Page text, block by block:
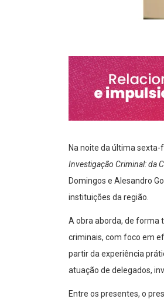
Na noite da última
Investigação Criminal: da
Domingos e Alesandro
instituições da região.
A obra aborda, de forma
criminais, com foco em
partir da experiência
atuação de delegados,
Entre os presentes, o